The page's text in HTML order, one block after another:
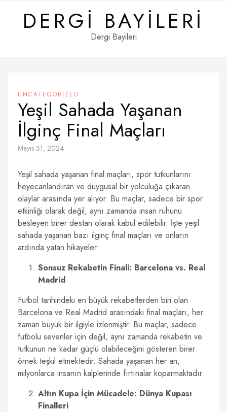
contentDERGI BAYILERI
Dergi Bayileri
UNCATEGORIZED
Yeşil Sahada Yaşanan
İlginç Final Maçları
Mayıs 31, 2024
Yeşil sahada yaşanan final maçları, spor tutkunlarını
heyecanlandıran ve duygusal bir yolculuğa çıkaran
olaylar arasında yer alıyor. Bu maçlar, sadece bir spor
etkinliği olarak değil, aynı zamanda insan ruhunu
besleyen birer destan olarak kabul edilebilir. İşte yeşil
sahada yaşanan bazı ilginç final maçları ve onların
ardında yatan hikayeler:
Sonsuz Rekabetin Finali: Barcelona vs. Real
Madrid
Futbol tarihindeki en büyük rekabetlerden biri olan
Barcelona ve Real Madrid arasındaki final maçları, her
zaman büyük bir ilgiyle izlenmiştir. Bu maçlar, sadece
futbolu sevenler için değil, aynı zamanda rekabetin ve
tutkunun ne kadar güçlü olabileceğini gösteren birer
örnek teşkil etmektedir. Sahada yaşanan her an,
milyonlarca insanın kalplerinde fırtınalar koparmaktadır.
Altın Kupa İçin Mücadele: Dünya Kupası
Finalleri